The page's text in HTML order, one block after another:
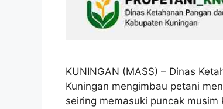
KUNINGAN (MASS) – Dinas
Kuningan mengimbau petani
seiring memasuki puncak